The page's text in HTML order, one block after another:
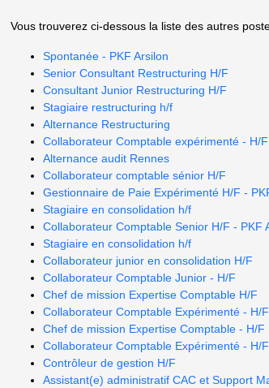
Vous trouverez ci-dessous la liste des autres
Spontanée - PKF Arsilon
Senior Consultant Restructuring H/F
Consultant Junior Restructuring H/F
Stagiaire restructuring h/f
Alternance Restructuring
Collaborateur Comptable expérimenté - H/F
Alternance audit Rennes
Collaborateur comptable sénior H/F
Gestionnaire de Paie Expérimenté H/F -
Stagiaire en consolidation h/f
Collaborateur Comptable Senior H/F - PKF
Stagiaire en consolidation h/f
Collaborateur junior en consolidation H/F
Collaborateur Comptable Junior - H/F
Chef de mission Expertise Comptable H/F
Collaborateur Comptable Expérimenté - H/F
Chef de mission Expertise Comptable - H/F
Collaborateur Comptable Expérimenté - H/F
Contrôleur de gestion H/F
Assistant(e) administratif CAC et Support